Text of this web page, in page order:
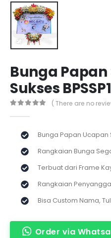
Bunga
Sukses
( There are no
Bunga Papan Ucapan
Rangkaian Bunga
Terbuat dari Frame
Rangkaian
Bisa Custom Nama,
Order via